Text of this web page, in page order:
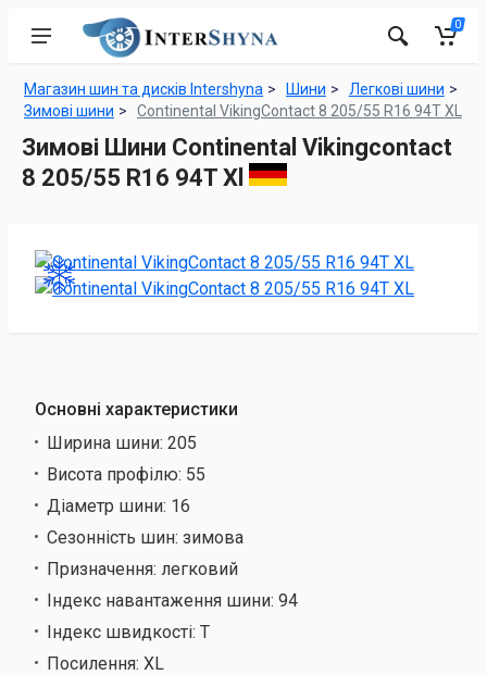
0
Магазин шин та дисків Intershyna Шини
Легкові шини
Зимові шини
Continental VikingContact 8 205/55 R16 94T XL
Зимові Шини Continental Vikingcontact
8 205/55 R16 94T Xl
Основні характеристики
Ширина шини: 205
Висота профілю: 55
Діаметр шини: 16
Сезонність шин: зимова
Призначення: легковий
Індекс навантаження шини: 94
Індекс швидкості: T
Посилення: XL